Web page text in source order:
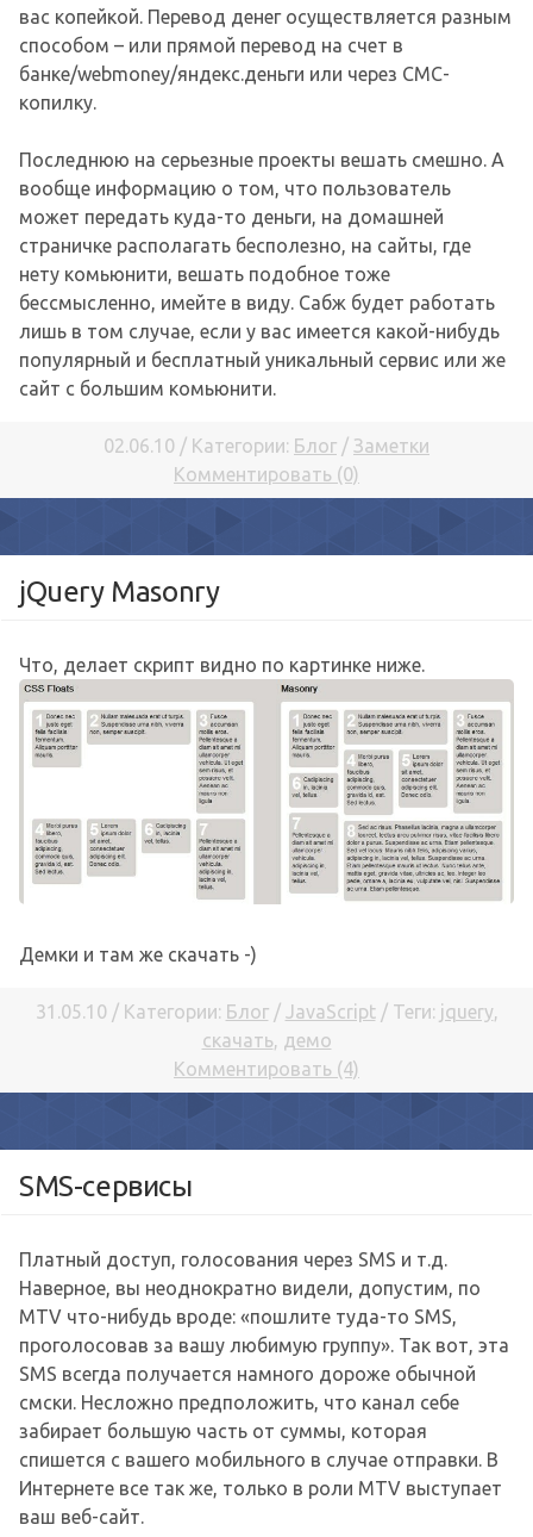
вас копейкой. Перевод денег осуществляется разным
способом – или прямой перевод на счет в
банке/webmoney/яндекс.деньги или через СМС-
копилку.
Последнюю на серьезные проекты вешать смешно. А
вообще информацию о том, что пользователь
может передать куда-то деньги, на домашней
страничке располагать бесполезно, на сайты, где
нету комьюнити, вешать подобное тоже
бессмысленно, имейте в виду. Сабж будет работать
лишь в том случае, если у вас имеется какой-нибудь
популярный и бесплатный уникальный сервис или же
сайт с большим комьюнити.
02.06.10 / Категории: Блог / Заметки
Комментировать (0)
jQuery Masonry
Что, делает скрипт видно по картинке ниже.
Демки и там же скачать -)
31.05.10 / Категории: Блог/ JavaScript/ Теги: jquery,
скачать, демо
Комментировать (4)
SMS-сервисы
Платный доступ, голосования через SMS и т.д.
Наверное, вы неоднократно видели, допустим, по
MTV что-нибудь вроде: «пошлите туда-то SMS,
проголосовав за вашу любимую группу». Так вот, эта
SMS всегда получается намного дороже обычной
смски. Несложно предположить, что канал себе
забирает большую часть от суммы, которая
спишется с вашего мобильного в случае отправки. В
Интернете все так же, только в роли MTV выступает
ваш веб-сайт.